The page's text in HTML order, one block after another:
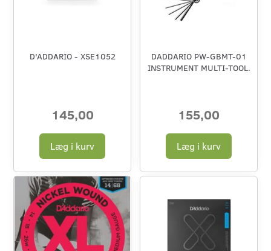
D'ADDARIO - XSE1052
145,00
Læg i kurv
DADDARIO PW-GBMT-01
INSTRUMENT MULTI-TOOL.
155,00
Læg i kurv